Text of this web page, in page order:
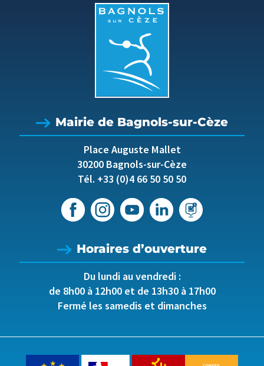
Mairie de Bagnols-sur-Cèze
Place Auguste Mallet
30200 Bagnols-sur-Cèze
Tél. +33 (0)4 66 50 50 50
Horaires d’ouverture
Du lundi au vendredi :
de 8h00 à 12h00 et de 13h30 à 17h00
Fermé les samedis et dimanches